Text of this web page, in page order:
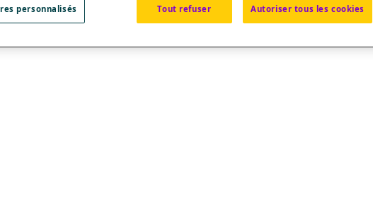
Tout refuser Autoriser tous les cookies
personnalisés